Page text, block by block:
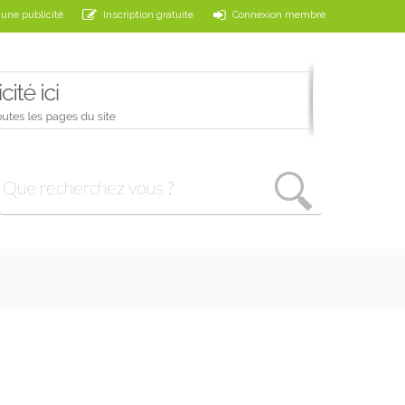
publicité Inscription gratuite Connexion membre